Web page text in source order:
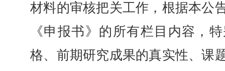
材料的审核把关工作，根据本公
《申报书》的所有栏目内容，
格、前期研究成果的真实性、课